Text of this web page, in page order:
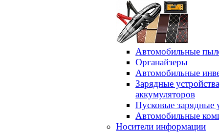
Автомобильные
Органайзеры
Автомобильные
Зарядные
аккумуляторов
Пусковые зарядные
Автомобильные
Носители информации